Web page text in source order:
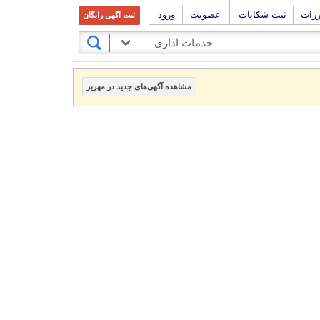
ثبت شکایات عضویت ورود ثبت آگهی رایگان
خدمات اداری
مشاهده آگهی‌های جدید در مهریز